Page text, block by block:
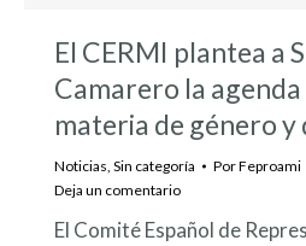
El CERMI plantea a
Camarero la
materia de género y
Noticias Sin categoría PorFeproami
Deja un comentario
El Comité Español de